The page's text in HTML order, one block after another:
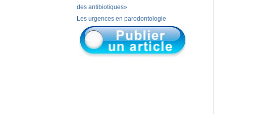
des antibiotiques»
Les urgences en parodontologie